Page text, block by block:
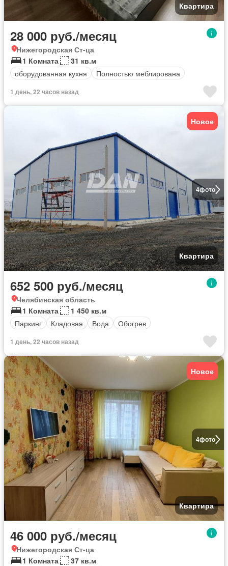
Квартира
28 000 руб./месяц
Нижегородская Ст-ца
1 Комната
31 кв.м
оборудованная кухня
Полностью меблирована
1 день, 22 часов назад
4фото
Новое
Квартира
652 500 руб./месяц
Челябинская область
1 Комната
1 450 кв.м
Паркинг
Кладовая Вода Обогрев
1 день, 22 часов назад
4фото
Новое
Квартира
46 000 руб./месяц
Нижегородская Ст-ца
1 Комната
37 кв.м